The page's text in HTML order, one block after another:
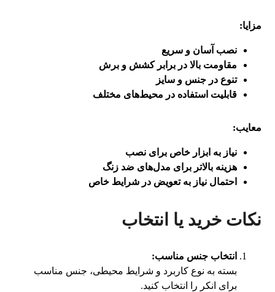
مزایا:
نصب آسان و سریع
مقاومت بالا در برابر کشش و برش
تنوع در جنس و سایز
قابلیت استفاده در محیط‌های مختلف
معایب:
نیاز به ابزار خاص برای نصب
هزینه بالاتر برای مدل‌های ضد زنگ
احتمال نیاز به تعویض در شرایط خاص
نکات خرید یا انتخاب
انتخاب جنس مناسب:
بسته به نوع کاربرد و شرایط محیطی، جنس مناسب
برای انکر را انتخاب کنید.